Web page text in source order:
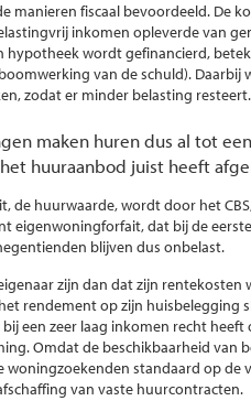
manieren fiscaal bevoordeeld. De
inkomen opleverde van
hypotheek wordt gefinancierd,
van de schuld).
zodat er minder belasting resteert.
maken huren dus al tot
huuraanbod juist heeft
de huurwaarde, wordt door het
eigenwoningforfait, dat bij de
blijven dus onbelast.
zijn dan dat zijn rentekosten
rendement op zijn huisbelegging
een zeer laag inkomen recht
Omdat de beschikbaarheid van
standaard op de
van vaste huurcontracten.